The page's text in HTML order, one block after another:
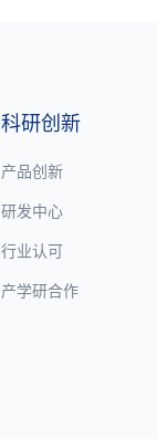
科研创新
产品创新
研发中心
行业认可
产学研合作